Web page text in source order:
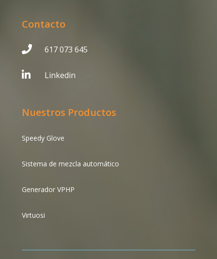
Contacto
 617 073 645
 Linkedin
Nuestros Productos
Speedy Glove
Sistema de mezcla automático
Generador VPHP
Virtuosi